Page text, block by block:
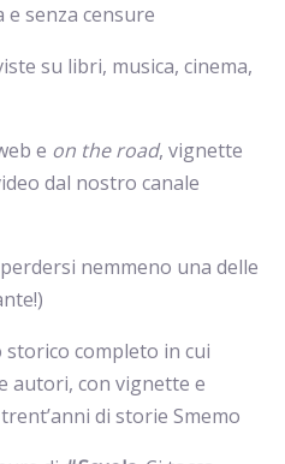
e senza censure
su libri, musica, cinema,
e on the road, vignette
dal nostro canale
nemmeno una delle
completo in cui
autori, con vignette e
di storie Smemo